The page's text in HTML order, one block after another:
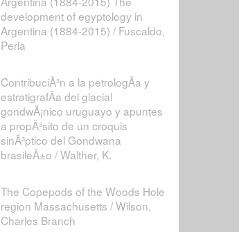
development of egyptology in
Argentina (1884-2015) / Fuscaldo,
Perla
ContribuciÃ³n a la petrologÃ­a y
estratigrafÃ­a del glacial
gondwÃ¡nico uruguayo y apuntes
a propÃ³sito de un croquis
sinÃ³ptico del Gondwana
brasileÃ±o / Walther, K.
The Copepods of the Woods Hole
region Massachusetts / Wilson,
Charles Branch